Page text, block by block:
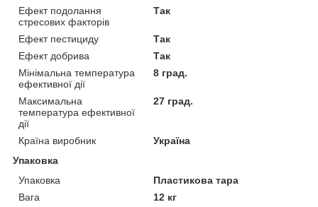
Ефект подолання
стресових факторів
Так
Ефект пестициду
Так
Ефект добрива
Так
Мінімальна температура
ефективної дії
8 град.
Максимальна
температура ефективної
дії
27 град.
Країна виробник
Україна
Упаковка
Упаковка
Пластикова тара
Вага
12 кг